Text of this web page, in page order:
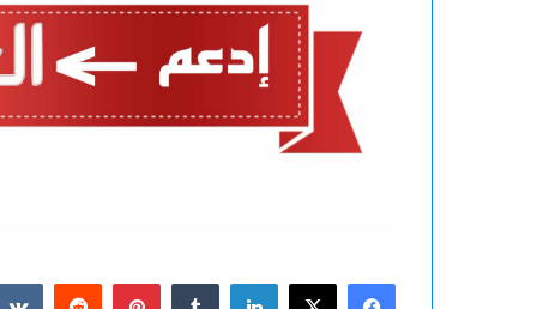
فيسبوك
‫X لينكدإن بينتيريست